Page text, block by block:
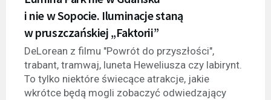
i nie w Sopocie. Iluminacje staną
w pruszczańskiej „Faktorii”
DeLorean z filmu "Powrót do przyszłości",
trabant, tramwaj, luneta Heweliusza czy labirynt.
To tylko niektóre świecące atrakcje, jakie
wkrótce będą mogli zobaczyć odwiedzający